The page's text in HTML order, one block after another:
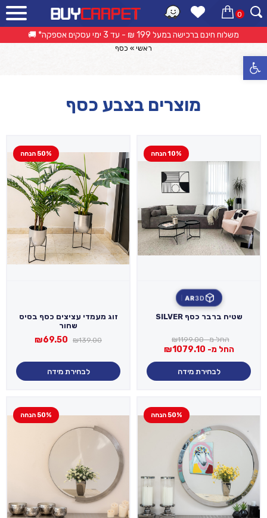
פתח סרגל נגישות
משלוח חינם ברכישה במעל 199 ₪ - עד 3 ימי עסקים אספקה* 🚚
0 קטלוג מוצרים
ראשי » כסף
מוצרים בצבע כסף
10% הנחה
3D
AR
שטיח ברבר כסף SILVER
החל מ- ₪1199.00
החל מ- ₪1079.10
לבחירת מידה
50% הנחה
זוג מעמדי עציצים כסף בסיס
שחור
₪139.00
המחיר
היה:
₪139.00.
₪69.50
המחיר
הוא:
₪69.50.
לבחירת מידה
50% הנחה 50% הנחה